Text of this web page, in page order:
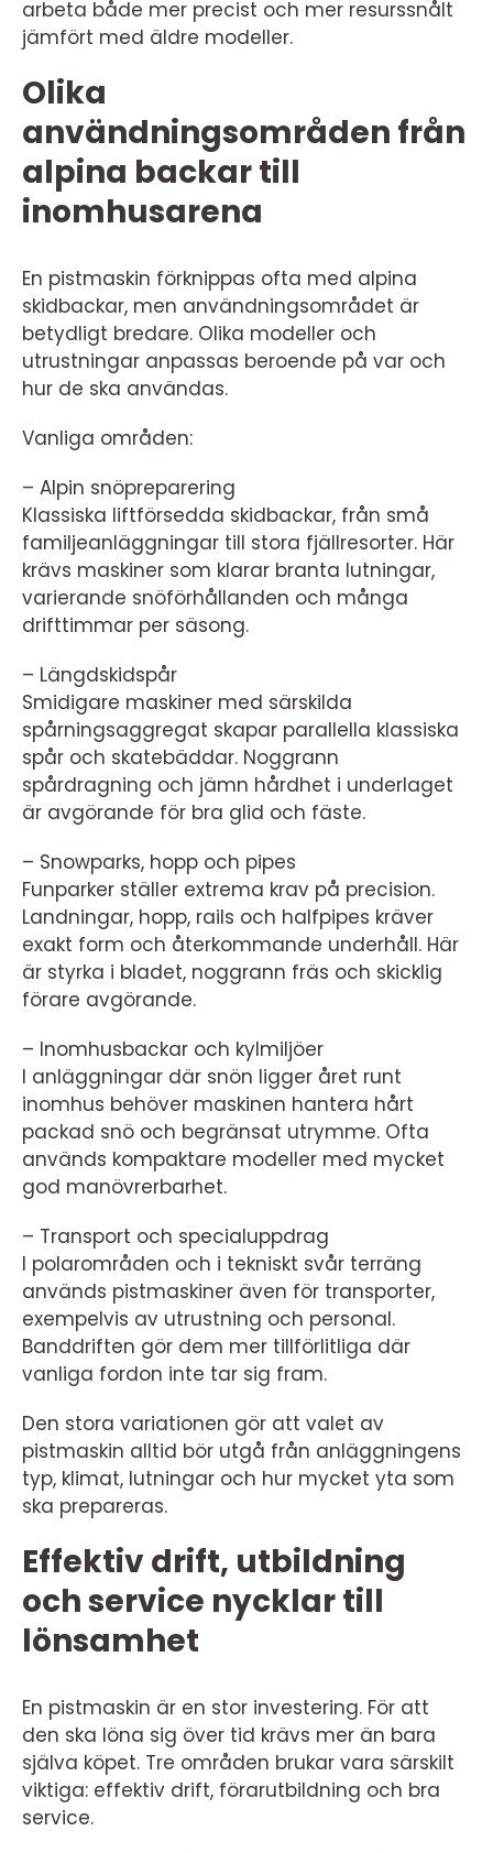
arbeta både mer precist och mer resurssnålt
jämfört med äldre modeller.
Olika
användningsområden från
alpina backar till
inomhusarena
En pistmaskin förknippas ofta med alpina
skidbackar, men användningsområdet är
betydligt bredare. Olika modeller och
utrustningar anpassas beroende på var och
hur de ska användas.
Vanliga områden:
– Alpin snöpreparering
Klassiska liftförsedda skidbackar, från små
familjeanläggningar till stora fjällresorter. Här
krävs maskiner som klarar branta lutningar,
varierande snöförhållanden och många
drifttimmar per säsong.
– Längdskidspår
Smidigare maskiner med särskilda
spårningsaggregat skapar parallella klassiska
spår och skatebäddar. Noggrann
spårdragning och jämn hårdhet i underlaget
är avgörande för bra glid och fäste.
– Snowparks, hopp och pipes
Funparker ställer extrema krav på precision.
Landningar, hopp, rails och halfpipes kräver
exakt form och återkommande underhåll. Här
är styrka i bladet, noggrann fräs och skicklig
förare avgörande.
– Inomhusbackar och kylmiljöer
I anläggningar där snön ligger året runt
inomhus behöver maskinen hantera hårt
packad snö och begränsat utrymme. Ofta
används kompaktare modeller med mycket
god manövrerbarhet.
– Transport och specialuppdrag
I polarområden och i tekniskt svår terräng
används pistmaskiner även för transporter,
exempelvis av utrustning och personal.
Banddriften gör dem mer tillförlitliga där
vanliga fordon inte tar sig fram.
Den stora variationen gör att valet av
pistmaskin alltid bör utgå från anläggningens
typ, klimat, lutningar och hur mycket yta som
ska prepareras.
Effektiv drift, utbildning
och service nycklar till
lönsamhet
En pistmaskin är en stor investering. För att
den ska löna sig över tid krävs mer än bara
själva köpet. Tre områden brukar vara särskilt
viktiga: effektiv drift, förarutbildning och bra
service.